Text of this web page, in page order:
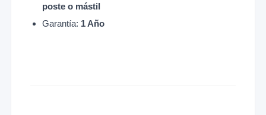
poste o mástil
Garantía: 1 Año